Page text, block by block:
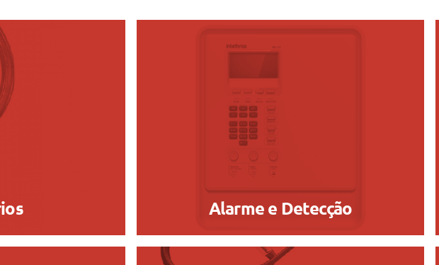
Alarme e Detecção